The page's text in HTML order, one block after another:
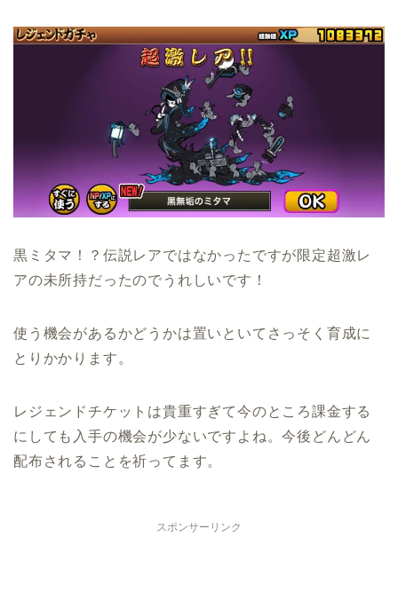
黒ミタマ！？伝説レアではなかったですが限定超激レ
アの未所持だったのでうれしいです！
使う機会があるかどうかは置いといてさっそく育成に
とりかかります。
レジェンドチケットは貴重すぎて今のところ課金する
にしても入手の機会が少ないですよね。今後どんどん
配布されることを祈ってます。
スポンサーリンク